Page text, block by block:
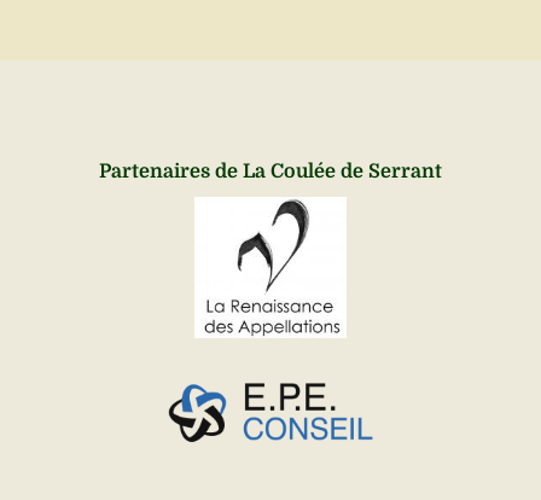
Partenaires de La Coulée de Serrant